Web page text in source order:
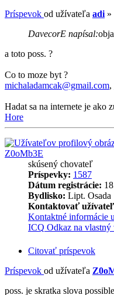
Príspevok od užívateľa adi »
DavecorE napísal:
a toto poss. ?
Co to moze byt ?
michaladamcak@gmail.com,
Hadat sa na internete je ako
Hore
Z0oMb3E
skúsený chovateľ
Príspevky: 1587
Dátum registrácie:
Bydlisko: Lipt. Osada
Kontaktovať
Kontaktné informácie
ICQ Odkaz na vlastný
Citovať príspevok
Príspevok od užívateľa
poss. je skratka slova